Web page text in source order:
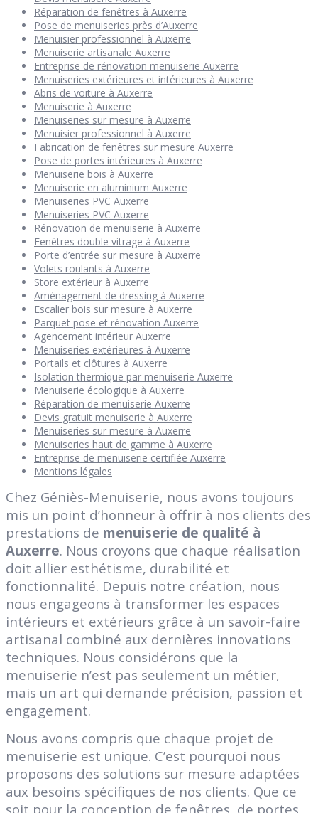
Réparation de fenêtres à Auxerre
Pose de menuiseries près d’Auxerre
Menuisier professionnel à Auxerre
Menuiserie artisanale Auxerre
Entreprise de rénovation menuiserie Auxerre
Menuiseries extérieures et intérieures à Auxerre
Abris de voiture à Auxerre
Menuiserie à Auxerre
Menuiseries sur mesure à Auxerre
Menuisier professionnel à Auxerre
Fabrication de fenêtres sur mesure Auxerre
Pose de portes intérieures à Auxerre
Menuiserie bois à Auxerre
Menuiserie en aluminium Auxerre
Menuiseries PVC Auxerre
Menuiseries PVC Auxerre
Rénovation de menuiserie à Auxerre
Fenêtres double vitrage à Auxerre
Porte d’entrée sur mesure à Auxerre
Volets roulants à Auxerre
Store extérieur à Auxerre
Aménagement de dressing à Auxerre
Escalier bois sur mesure à Auxerre
Parquet pose et rénovation Auxerre
Agencement intérieur Auxerre
Menuiseries extérieures à Auxerre
Portails et clôtures à Auxerre
Isolation thermique par menuiserie Auxerre
Menuiserie écologique à Auxerre
Réparation de menuiserie Auxerre
Devis gratuit menuiserie à Auxerre
Menuiseries sur mesure à Auxerre
Menuiseries haut de gamme à Auxerre
Entreprise de menuiserie certifiée Auxerre
Mentions légales
Chez Géniès-Menuiserie, nous avons toujours
mis un point d’honneur à offrir à nos clients des
prestations de menuiserie de qualité à
Auxerre. Nous croyons que chaque réalisation
doit allier esthétisme, durabilité et
fonctionnalité. Depuis notre création, nous
nous engageons à transformer les espaces
intérieurs et extérieurs grâce à un savoir-faire
artisanal combiné aux dernières innovations
techniques. Nous considérons que la
menuiserie n’est pas seulement un métier,
mais un art qui demande précision, passion et
engagement.
Nous avons compris que chaque projet de
menuiserie est unique. C’est pourquoi nous
proposons des solutions sur mesure adaptées
aux besoins spécifiques de nos clients. Que ce
soit pour la conception de fenêtres, de portes,